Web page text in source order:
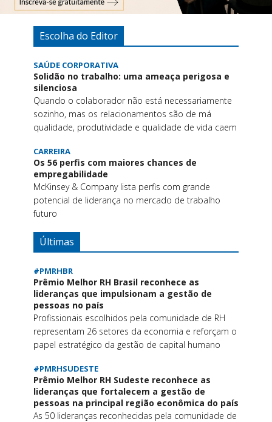
Escolha do Editor
SAÚDE CORPORATIVA
Solidão no trabalho: uma ameaça perigosa e
silenciosa
Quando o colaborador não está necessariamente
sozinho, mas os relacionamentos são de má
qualidade, produtividade e qualidade de vida caem
CARREIRA
Os 56 perfis com maiores chances de
empregabilidade
McKinsey & Company lista perfis com grande
potencial de liderança no mercado de trabalho
futuro
Últimas
#PMRHBR
Prêmio Melhor RH Brasil reconhece as
lideranças que impulsionam a gestão de
pessoas no país
Profissionais escolhidos pela comunidade de RH
representam 26 setores da economia e reforçam o
papel estratégico da gestão de capital humano
#PMRHSUDESTE
Prêmio Melhor RH Sudeste reconhece as
lideranças que fortalecem a gestão de
pessoas na principal região econômica do país
As 50 lideranças reconhecidas pela comunidade de